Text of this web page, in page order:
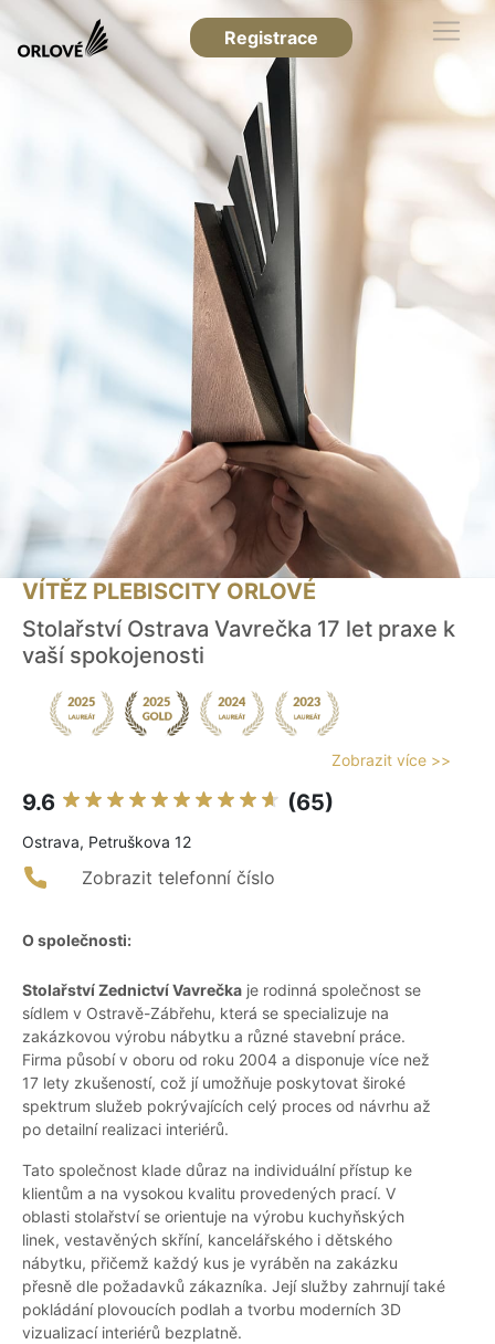
Registrace
VÍTĚZ PLEBISCITY ORLOVÉ
Stolařství Ostrava Vavrečka 17 let praxe k
vaší spokojenosti
Zobrazit více >>
9.6 (65)
Ostrava, Petruškova 12
Zobrazit telefonní číslo
O společnosti:
Stolařství Zednictví Vavrečka je rodinná společnost se
sídlem v Ostravě-Zábřehu, která se specializuje na
zakázkovou výrobu nábytku a různé stavební práce.
Firma působí v oboru od roku 2004 a disponuje více než
17 lety zkušeností, což jí umožňuje poskytovat široké
spektrum služeb pokrývajících celý proces od návrhu až
po detailní realizaci interiérů.
Tato společnost klade důraz na individuální přístup ke
klientům a na vysokou kvalitu provedených prací. V
oblasti stolařství se orientuje na výrobu kuchyňských
linek, vestavěných skříní, kancelářského i dětského
nábytku, přičemž každý kus je vyráběn na zakázku
přesně dle požadavků zákazníka. Její služby zahrnují také
pokládání plovoucích podlah a tvorbu moderních 3D
vizualizací interiérů bezplatně.